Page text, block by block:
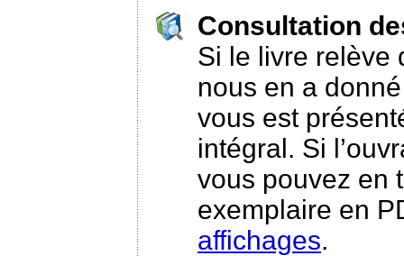
Consultation
Si le livre relève
nous en a
vous est
intégral. Si
vous pouvez en
exemplaire en
affichages.